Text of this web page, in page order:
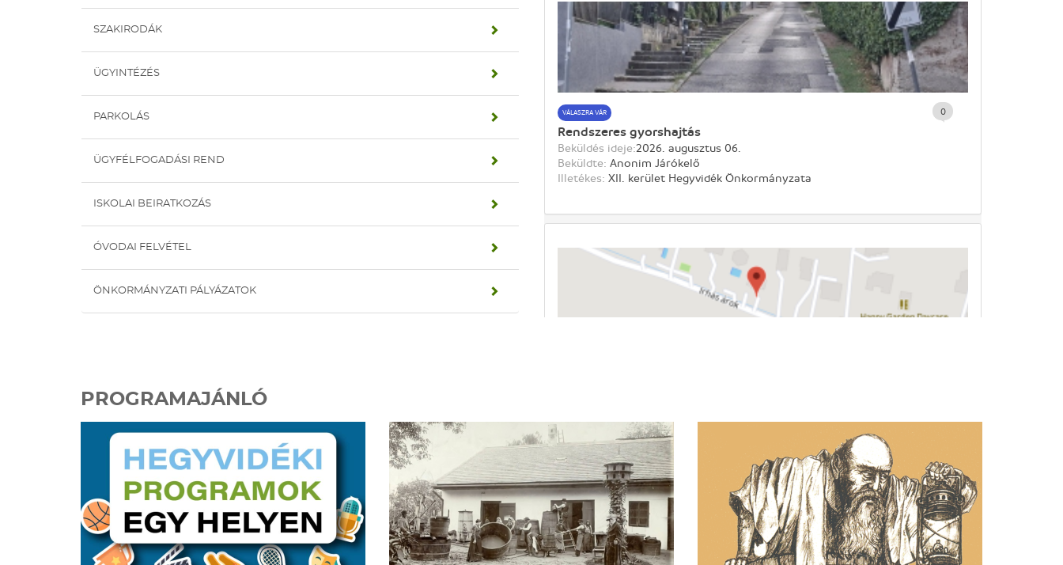
SZAKIRODÁK
ÜGYINTÉZÉS
PARKOLÁS
ÜGYFÉLFOGADÁSI REND
ISKOLAI BEIRATKOZÁS
ÓVODAI FELVÉTEL
ÖNKORMÁNYZATI PÁLYÁZATOK
PROGRAMAJÁNLÓ